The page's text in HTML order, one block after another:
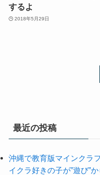
するよ
2018年5月29日
最近の投稿
沖縄で教育版マインクラ
イクラ好きの子が”遊び”